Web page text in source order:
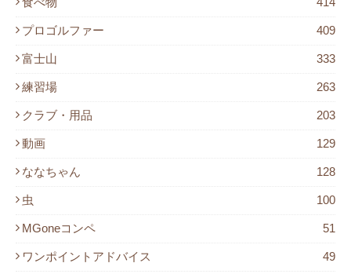
プロゴルファー 409
富士山 333
練習場 263
クラブ・用品 203
動画 129
ななちゃん 128
虫 100
MGoneコンペ 51
ワンポイントアドバイス 49